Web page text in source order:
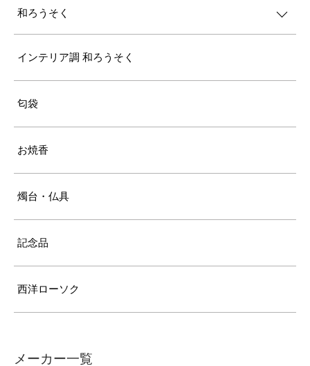
和ろうそく
インテリア調 和ろうそく
匂袋
お焼香
燭台・仏具
記念品
西洋ローソク
メーカー一覧